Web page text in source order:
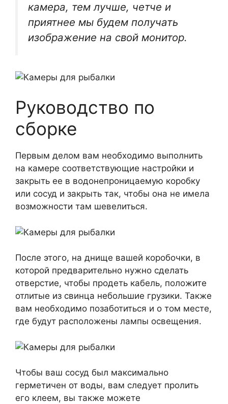
камера, тем лучше, четче и
приятнее мы будем получать
изображение на свой монитор.
Руководство по
сборке
Первым делом вам необходимо выполнить
на камере соответствующие настройки и
закрыть ее в водонепроницаемую коробку
или сосуд и закрыть так, чтобы она не имела
возможности там шевелиться.
После этого, на днище вашей коробочки, в
которой предварительно нужно сделать
отверстие, чтобы продеть кабель, положите
отлитые из свинца небольшие грузики. Также
вам необходимо позаботиться и о том месте,
где будут расположены лампы освещения.
Чтобы ваш сосуд был максимально
герметичен от воды, вам следует пролить
его клеем, вы также можете